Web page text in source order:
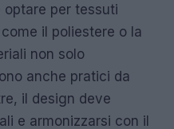
per tessuti
il poliestere o la
non solo
anche pratici da
il design deve
e armonizzarsi con il